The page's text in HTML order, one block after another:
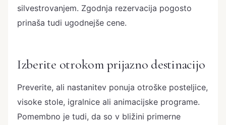
silvestrovanjem. Zgodnja rezervacija pogosto
prinaša tudi ugodnejše cene.
Izberite otrokom prijazno destinacijo
Preverite, ali nastanitev ponuja otroške posteljice,
visoke stole, igralnice ali animacijske programe.
Pomembno je tudi, da so v bližini primerne